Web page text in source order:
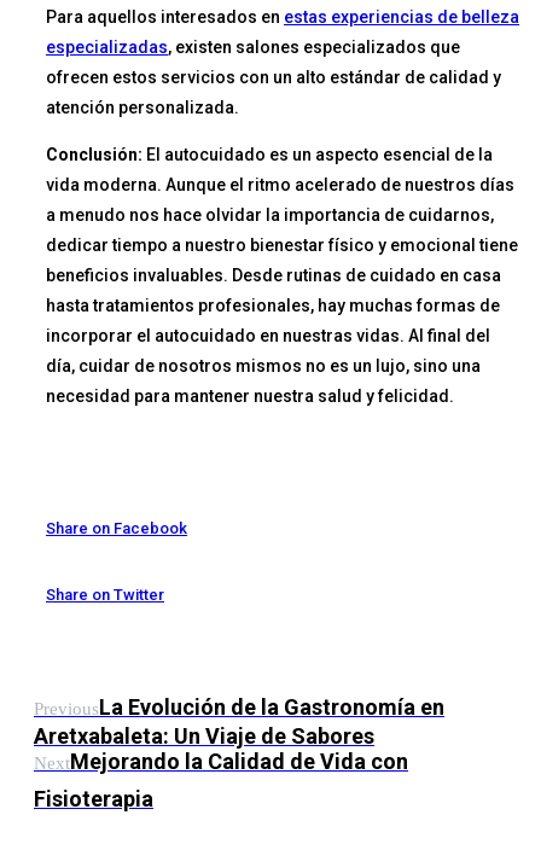
Para aquellos interesados en estas experiencias de belleza
especializadas, existen salones especializados que
ofrecen estos servicios con un alto estándar de calidad y
atención personalizada.
Conclusión: El autocuidado es un aspecto esencial de la
vida moderna. Aunque el ritmo acelerado de nuestros días
a menudo nos hace olvidar la importancia de cuidarnos,
dedicar tiempo a nuestro bienestar físico y emocional tiene
beneficios invaluables. Desde rutinas de cuidado en casa
hasta tratamientos profesionales, hay muchas formas de
incorporar el autocuidado en nuestras vidas. Al final del
día, cuidar de nosotros mismos no es un lujo, sino una
necesidad para mantener nuestra salud y felicidad.
Share on Facebook
Share on Twitter
PreviousLa Evolución de la Gastronomía en
Aretxabaleta: Un Viaje de Sabores
NextMejorando la Calidad de Vida con
Fisioterapia